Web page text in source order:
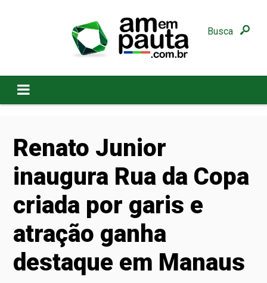
Busca
Renato Junior
inaugura Rua da Copa
criada por garis e
atração ganha
destaque em Manaus